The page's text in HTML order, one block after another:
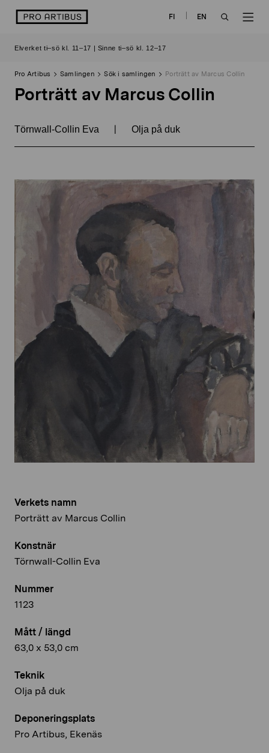
logo FI
EN
Elverket ti–sö kl. 11–17 | Sinne ti–sö kl. 12–17
Pro Artibus Samlingen Sök i samlingen Porträtt av Marcus Collin
Porträtt av Marcus Collin
Törnwall-Collin Eva | Olja på duk
Verkets namn
Porträtt av Marcus Collin
Konstnär
Törnwall-Collin Eva
Nummer
1123
Mått / längd
63,0 x 53,0 cm
Teknik
Olja på duk
Deponeringsplats
Pro Artibus, Ekenäs